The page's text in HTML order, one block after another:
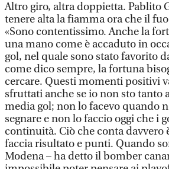
Altro giro, altra doppietta. Pablito
tenere alta la fiamma ora che il
«Sono contentissimo. Anche la
una mano come è accaduto in
gol, nel quale sono stato favorito
come dico sempre, la fortuna
cercare. Questi momenti positivi
sfruttati anche se io non sto tanto
media gol; non lo facevo quando
segnare e non lo faccio oggi che i
continuità. Ciò che conta davvero
faccia risultato e punti. Quando
Modena – ha detto il bomber